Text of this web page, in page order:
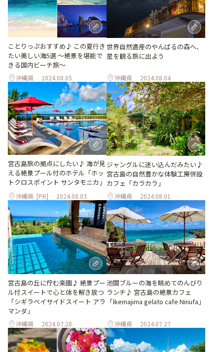
ことりっぷおすすめ♪ この夏行き
たい美しい海5選 〜絶景を堪能で
きる国内ビーチ旅～
沖縄県 2024.08.05
世界自然遺産のやんばるの森へ、
星を観る旅に出よう
沖縄県 2024.08.04
宮古島旅の拠点にしたい♪ 海が見
える絶景プール付のホテル「ホッ
トクロスポイント サンタモニカ」
沖縄県 [PR] 2024.08.03
ジャングルに迷い込んだみたい♪
宮古島の自然豊かな体験工房併設
カフェ「カラカラ」
沖縄県 2024.08.01
宮古島の丘に佇む楽園♪ 絶景プー
ル付スイートで心と体を解き放つ
「シギラベイサイドスイート アラ
マンダ」
沖縄県 2024.07.28
池間ブルーの海を眺めてのんびり
ランチ♪ 宮古島の絶景カフェ
「Ikemajima gelato cafe Ninufa」
沖縄県 2024.07.27